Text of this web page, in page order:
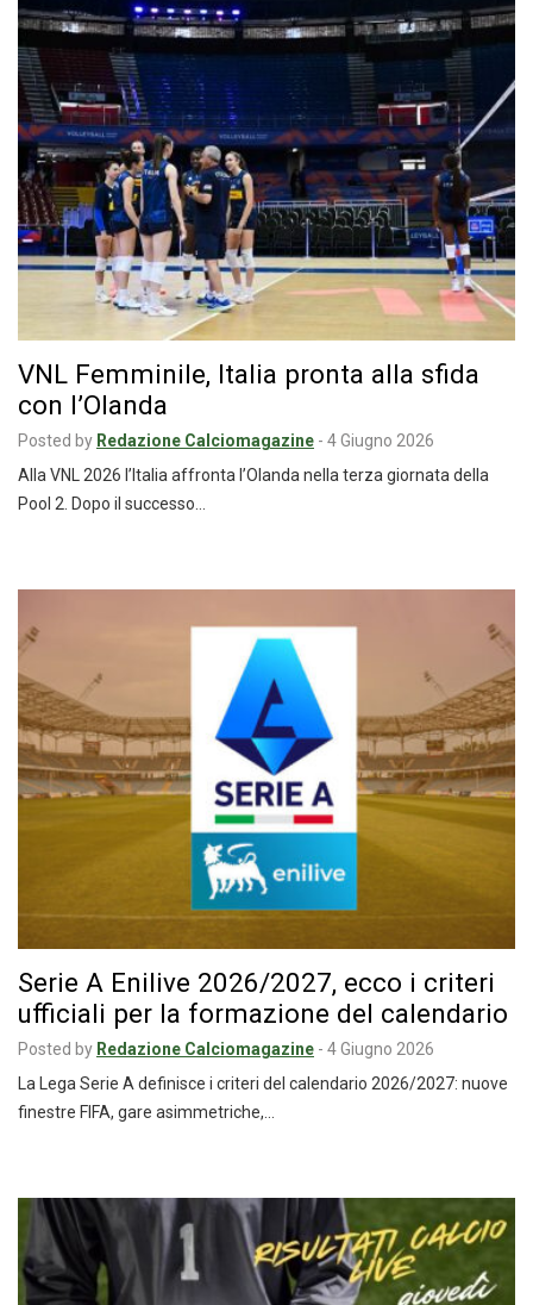
VNL Femminile, Italia pronta alla sfida
con l’Olanda
Posted by Redazione Calciomagazine - 4 Giugno 2026
Alla VNL 2026 l’Italia affronta l’Olanda nella terza giornata della
Pool 2. Dopo il successo…
Serie A Enilive 2026/2027, ecco i criteri
ufficiali per la formazione del calendario
Posted by Redazione Calciomagazine - 4 Giugno 2026
La Lega Serie A definisce i criteri del calendario 2026/2027: nuove
finestre FIFA, gare asimmetriche,…